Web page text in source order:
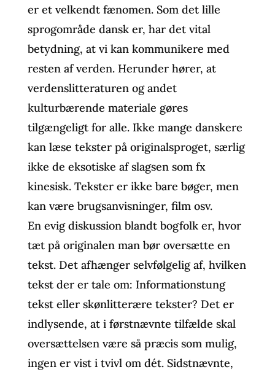
er et velkendt fænomen. Som det lille
sprogområde dansk er, har det vital
betydning, at vi kan kommunikere med
resten af verden. Herunder hører, at
verdenslitteraturen og andet
kulturbærende materiale gøres
tilgængeligt for alle. Ikke mange danskere
kan læse tekster på originalsproget, særlig
ikke de eksotiske af slagsen som fx
kinesisk. Tekster er ikke bare bøger, men
kan være brugsanvisninger, film osv.
En evig diskussion blandt bogfolk er, hvor
tæt på originalen man bør oversætte en
tekst. Det afhænger selvfølgelig af, hvilken
tekst der er tale om: Informationstung
tekst eller skønlitterære tekster? Det er
indlysende, at i førstnævnte tilfælde skal
oversættelsen være så præcis som mulig,
ingen er vist i tvivl om dét. Sidstnævnte,